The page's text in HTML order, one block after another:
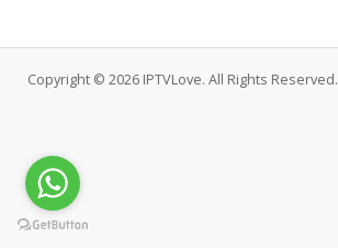
Copyright © 2026 IPTVLove. All Rights Reserved.